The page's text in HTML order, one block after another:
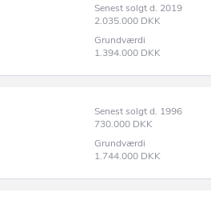
Senest solgt d. 2019
2.035.000 DKK
Grundværdi
1.394.000 DKK
Senest solgt d. 1996
730.000 DKK
Grundværdi
1.744.000 DKK